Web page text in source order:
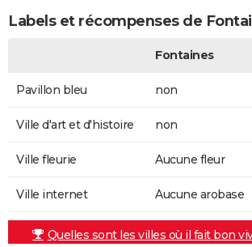
Labels et récompenses de
Fontaines
Pavillon bleu non
Ville d'art et d'histoire non
Ville fleurie Aucune fleur
Ville internet Aucune arobase
Quelles sont les villes où il fait bon